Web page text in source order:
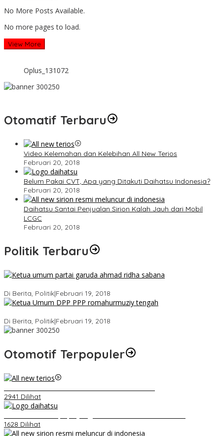
No More Posts Available.
No more pages to load.
View More
Oplus_131072
Otomatif Terbaru
Video Kelemahan dan Kelebihan All New Terios
Februari 20, 2018
Belum Pakai CVT, Apa yang Ditakuti Daihatsu Indonesia?
Februari 20, 2018
Daihatsu Santai Penjualan Sirion Kalah Jauh dari Mobil
LCGC
Februari 20, 2018
Politik Terbaru
Di Berita, Politik|Februari 19, 2018
Di Berita, Politik|Februari 19, 2018
Otomotif Terpopuler
2941 Dilihat
1628 Dilihat